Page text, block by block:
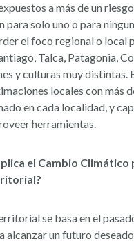
a más de un
solo uno o para
el foco regional o local
Talca, Patagonia,
y culturas muy distintas.
locales con más
en cada localidad, y
herramientas.
el Cambio Climático
se basa en el
alcanzar un futuro